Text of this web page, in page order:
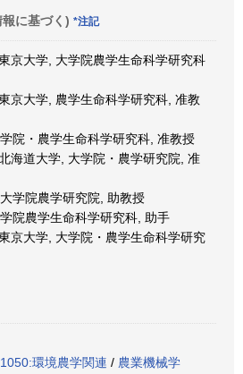
に基づく) *注記
京大学, 大学院農学生命科学研究科
京大学, 農学生命科学研究科, 准教
院・農学生命科学研究科, 准教授
海道大学, 大学院・農学研究院, 准
学院農学研究院, 助教授
院農学生命科学研究科, 助手
京大学, 大学院・農学生命科学研究
環境農学関連 / 農業機械学